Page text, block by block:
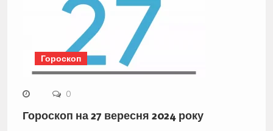
Гороскоп
0
Гороскоп на 27 вересня 2024 року